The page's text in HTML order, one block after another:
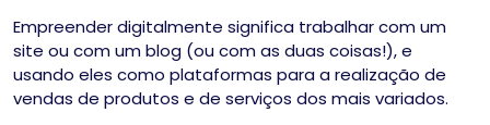
Empreender digitalmente significa trabalhar com um
site ou com um blog (ou com as duas coisas!), e
usando eles como plataformas para a realização de
vendas de produtos e de serviços dos mais variados.